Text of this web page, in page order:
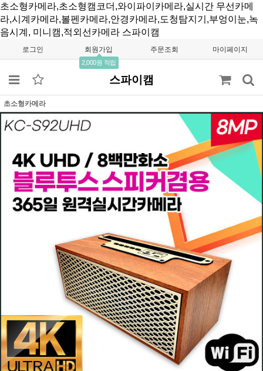
초소형카메라,초소형캠코더,와이파이카메라,실시간 무선카메
라,시계카메라,볼펜카메라,안경카메라,도청탐지기,부엉이눈,녹
음시계, 미니캠,적외선카메라 스파이캠
로그인 회원가입
2,000원 적립
주문조회 마이페이지
스파이캠
초소형카메라